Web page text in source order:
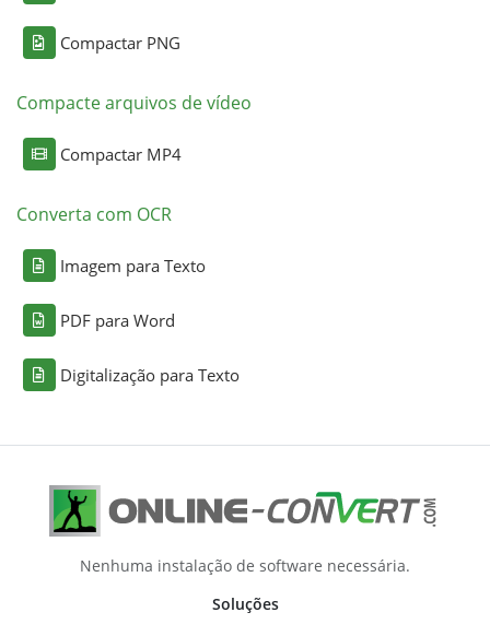
Compactar PNG
Compacte arquivos de vídeo
Compactar MP4
Converta com OCR
Imagem para Texto
PDF para Word
Digitalização para Texto
Nenhuma instalação de software necessária.
Soluções